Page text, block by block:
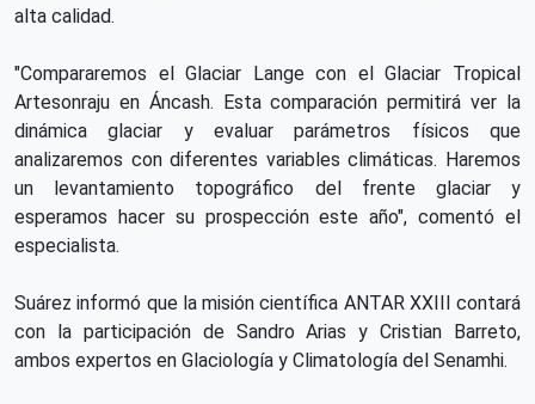
alta calidad.
"Compararemos el Glaciar Lange con el Glaciar Tropical
Artesonraju en Áncash. Esta comparación permitirá ver la
dinámica glaciar y evaluar parámetros físicos que
analizaremos con diferentes variables climáticas. Haremos
un levantamiento topográfico del frente glaciar y
esperamos hacer su prospección este año", comentó el
especialista.
Suárez informó que la misión científica ANTAR XXIII contará
con la participación de Sandro Arias y Cristian Barreto,
ambos expertos en Glaciología y Climatología del Senamhi.